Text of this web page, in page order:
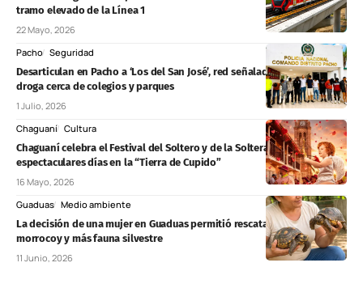
tramo elevado de la Línea 1
22 Mayo, 2026
Pacho Seguridad
Desarticulan en Pacho a ‘Los del San José’, red señalada de vender
droga cerca de colegios y parques
1 Julio, 2026
Chaguaní Cultura
Chaguaní celebra el Festival del Soltero y de la Soltera: tres
espectaculares días en la “Tierra de Cupido”
16 Mayo, 2026
Guaduas Medio ambiente
La decisión de una mujer en Guaduas permitió rescatar 24 tortugas
morrocoy y más fauna silvestre
11 Junio, 2026